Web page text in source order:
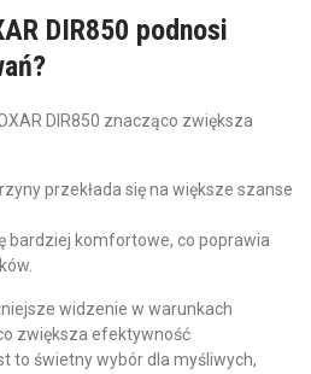
DIR850 podnosi
DIR850 znacząco zwiększa
przekłada się na większe szanse
bardziej komfortowe, co poprawia
widzenie w warunkach
zwiększa efektywność
to świetny wybór dla myśliwych,